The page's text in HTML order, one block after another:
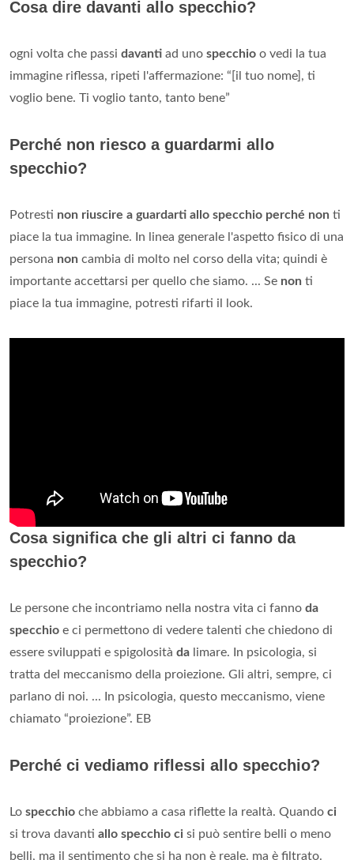
Cosa dire davanti allo specchio?
ogni volta che passi davanti ad uno specchio o vedi la tua
immagine riflessa, ripeti l'affermazione: “[il tuo nome], ti
voglio bene. Ti voglio tanto, tanto bene”
Perché non riesco a guardarmi allo
specchio?
Potresti non riuscire a guardarti allo specchio perché non ti
piace la tua immagine. In linea generale l'aspetto fisico di una
persona non cambia di molto nel corso della vita; quindi è
importante accettarsi per quello che siamo. ... Se non ti
piace la tua immagine, potresti rifarti il look.
Cosa significa che gli altri ci fanno da
specchio?
Le persone che incontriamo nella nostra vita ci fanno da
specchio e ci permettono di vedere talenti che chiedono di
essere sviluppati e spigolosità da limare. In psicologia, si
tratta del meccanismo della proiezione. Gli altri, sempre, ci
parlano di noi. ... In psicologia, questo meccanismo, viene
chiamato “proiezione”. EB
Perché ci vediamo riflessi allo specchio?
Lo specchio che abbiamo a casa riflette la realtà. Quando ci
si trova davanti allo specchio ci si può sentire belli o meno
belli, ma il sentimento che si ha non è reale, ma è filtrato.